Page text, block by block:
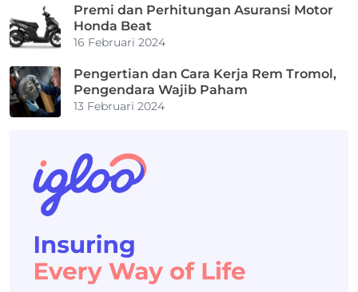
Premi dan Perhitungan Asuransi Motor
Honda Beat
16 Februari 2024
Pengertian dan Cara Kerja Rem Tromol,
Pengendara Wajib Paham
13 Februari 2024